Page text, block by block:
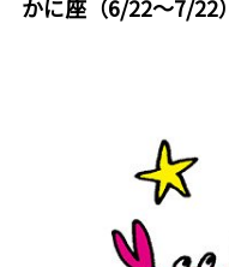
かに座（6/22～7/22）